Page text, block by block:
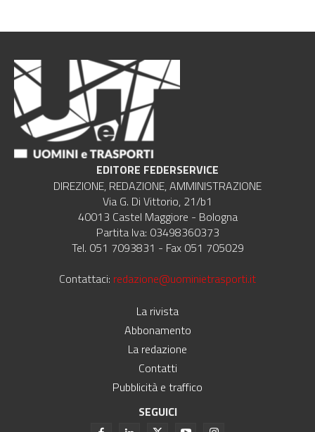
EDITORE FEDERSERVICE
DIREZIONE, REDAZIONE, AMMINISTRAZIONE
Via G. Di Vittorio, 21/b1
40013 Castel Maggiore - Bologna
Partita Iva: 03498360373
Tel. 051 7093831 - Fax 051 705029
Contattaci: redazione@uominietrasporti.it
La rivista
Abbonamento
La redazione
Contatti
Pubblicità e traffico
SEGUICI